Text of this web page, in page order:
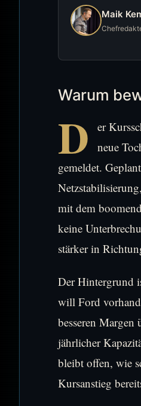
Maik
Warum
D er
neue
gemeldet.
mit dem
keine
stärker in
Der Hintergrund
will Ford
besseren
jährlicher
bleibt offen, wie
Kursanstieg